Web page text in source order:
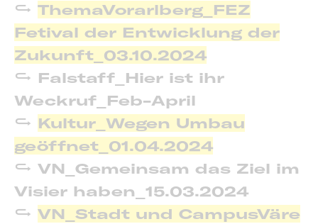
ThemaVorarlberg_FEZ
Fetival der Entwicklung der
Zukunft_03.10.2024
Falstaff_Hier ist ihr
Weckruf_Feb-April
Kultur_Wegen Umbau
geöffnet_01.04.2024
VN_Gemeinsam das Ziel im
Visier haben_15.03.2024
VN_Stadt und CampusVäre